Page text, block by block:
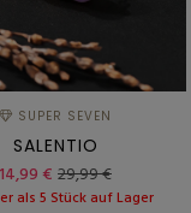
SUPER SEVEN
SALENTIO
14,99 € 29,99 €
als 5 Stück auf Lager